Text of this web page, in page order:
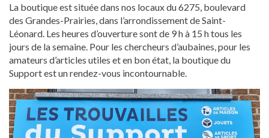
La boutique est située dans nos locaux du 6275, boulevard
des Grandes-Prairies, dans l’arrondissement de Saint-
Léonard. Les heures d’ouverture sont de 9 h à 15 h tous les
jours de la semaine. Pour les chercheurs d’aubaines, pour les
amateurs d’articles utiles et en bon état, la boutique du
Support est un rendez-vous incontournable.